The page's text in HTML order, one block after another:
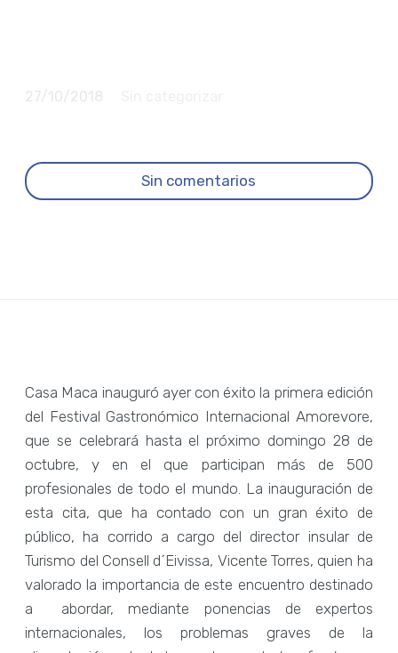
Sin comentarios
Casa Maca inauguró ayer con éxito la primera edición
del Festival Gastronómico Internacional Amorevore,
que se celebrará hasta el próximo domingo 28 de
octubre, y en el que participan más de 500
profesionales de todo el mundo. La inauguración de
esta cita, que ha contado con un gran éxito de
público, ha corrido a cargo del director insular de
Turismo del Consell d´Eivissa, Vicente Torres, quien ha
valorado la importancia de este encuentro destinado
a abordar, mediante ponencias de expertos
internacionales, los problemas graves de la